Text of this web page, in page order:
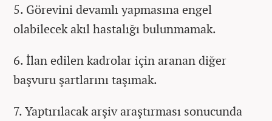
5. Görevini devamlı yapmasına engel
olabilecek akıl hastalığı bulunmamak.
6. İlan edilen kadrolar için aranan diğer
başvuru şartlarını taşımak.
7. Yaptırılacak arşiv araştırması sonucunda